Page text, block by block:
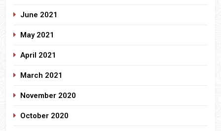
June 2021
May 2021
April 2021
March 2021
November 2020
October 2020